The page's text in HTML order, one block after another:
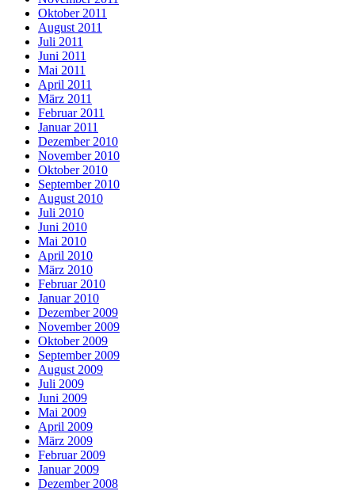
Oktober 2011
August 2011
Juli 2011
Juni 2011
Mai 2011
April 2011
März 2011
Februar 2011
Januar 2011
Dezember 2010
November 2010
Oktober 2010
September 2010
August 2010
Juli 2010
Juni 2010
Mai 2010
April 2010
März 2010
Februar 2010
Januar 2010
Dezember 2009
November 2009
Oktober 2009
September 2009
August 2009
Juli 2009
Juni 2009
Mai 2009
April 2009
März 2009
Februar 2009
Januar 2009
Dezember 2008